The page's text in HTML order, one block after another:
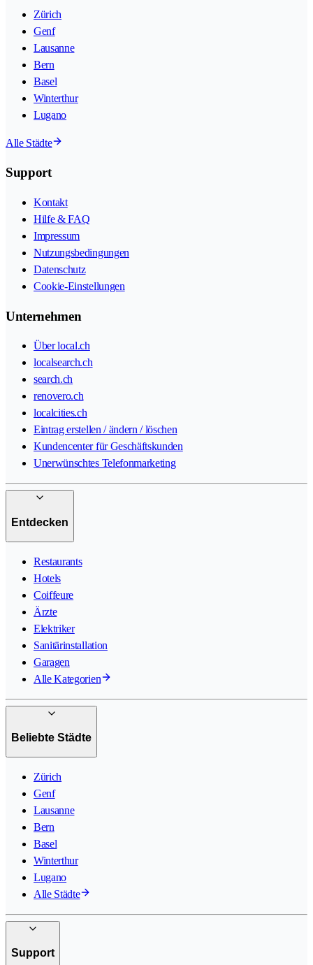
Zürich
Genf
Lausanne
Bern
Basel
Winterthur
Lugano
Alle Städte
Support
Kontakt
Hilfe & FAQ
Impressum
Nutzungsbedingungen
Datenschutz
Cookie-Einstellungen
Unternehmen
Über local.ch
localsearch.ch
search.ch
renovero.ch
localcities.ch
Eintrag erstellen / ändern / löschen
Kundencenter für Geschäftskunden
Unerwünschtes Telefonmarketing
Entdecken
Restaurants
Hotels
Coiffeure
Ärzte
Elektriker
Sanitärinstallation
Garagen
Alle Kategorien
Beliebte Städte
Zürich
Genf
Lausanne
Bern
Basel
Winterthur
Lugano
Alle Städte
Support